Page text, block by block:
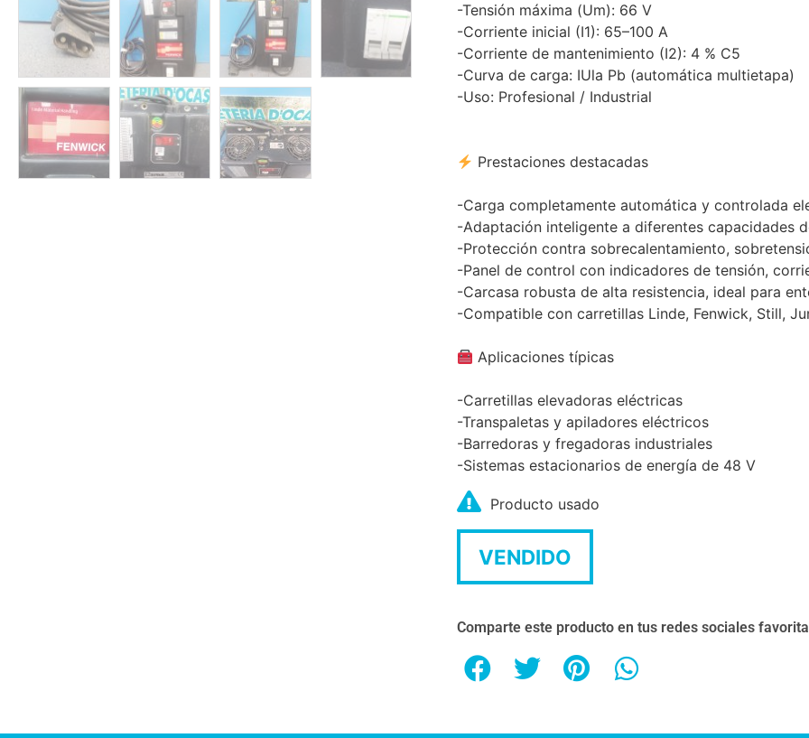
-Tensión máxima (Um): 66 V
-Corriente inicial (I1): 65–100 A
-Corriente de mantenimiento (I2): 4 % C5
-Curva de carga: IUla Pb (automática multietapa)
-Uso: Profesional / Industrial
Prestaciones destacadas
-Carga completamente automática y controlada
-Adaptación inteligente a diferentes capacidades
-Protección contra sobrecalentamiento,
-Panel de control con indicadores de tensión,
-Carcasa robusta de alta resistencia, ideal para
-Compatible con carretillas Linde, Fenwick, Still,
Aplicaciones típicas
-Carretillas elevadoras eléctricas
-Transpaletas y apiladores eléctricos
-Barredoras y fregadoras industriales
-Sistemas estacionarios de energía de 48 V
Producto usado
VENDIDO
Comparte este producto en tus redes sociales